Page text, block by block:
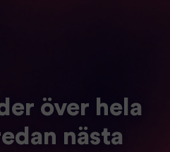
över hela
nästa